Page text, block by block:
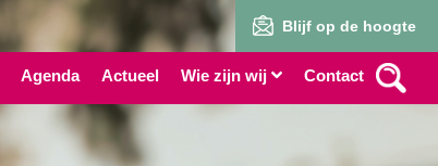
Blijf op de hoogte
Agenda Actueel Wie zijn wij Contact